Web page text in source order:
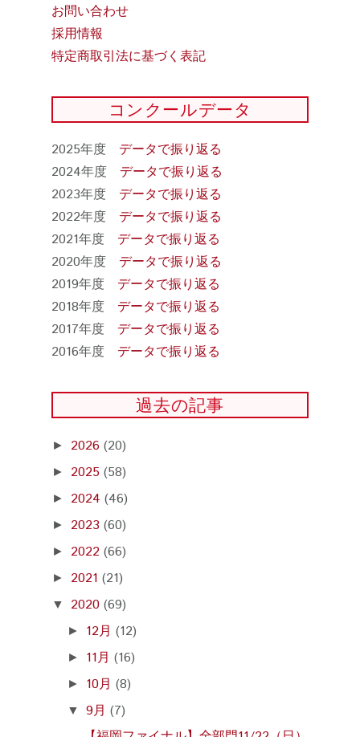
お問い合わせ
採用情報
特定商取引法に基づく表記
コンクールデータ
2025年度 データで振り返る
2024年度 データで振り返る
2023年度 データで振り返る
2022年度 データで振り返る
2021年度 データで振り返る
2020年度 データで振り返る
2019年度 データで振り返る
2018年度 データで振り返る
2017年度 データで振り返る
2016年度 データで振り返る
過去の記事
► 2026 (20)
► 2025 (58)
► 2024 (46)
► 2023 (60)
► 2022 (66)
► 2021 (21)
▼ 2020 (69)
► 12月(12)
► 11月(16)
► 10月(8)
▼9月(7)